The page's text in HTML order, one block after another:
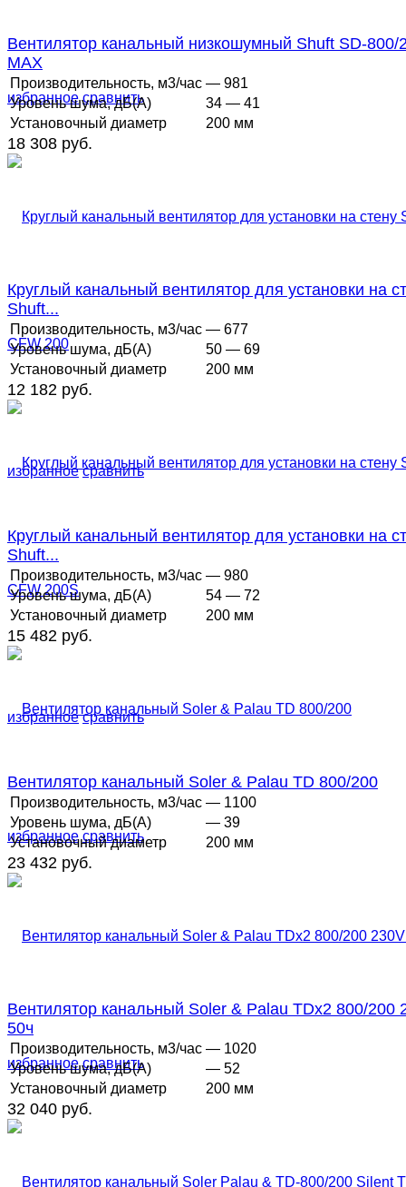
избранное сравнить
Вентилятор канальный низкошумный Shuft SD-800/
MAX
Производительность, м3/час — 981
Уровень шума, дБ(А)
34 — 41
Установочный диаметр
200 мм
18 308 руб.
избранное сравнить
Круглый канальный вентилятор для установки на
Shuft...
Производительность, м3/час — 677
Уровень шума, дБ(А)
50 — 69
Установочный диаметр
200 мм
12 182 руб.
избранное сравнить
Круглый канальный вентилятор для установки на
Shuft...
Производительность, м3/час — 980
Уровень шума, дБ(А)
54 — 72
Установочный диаметр
200 мм
15 482 руб.
избранное сравнить
Вентилятор канальный Soler & Palau TD 800/200
Производительность, м3/час — 1100
Уровень шума, дБ(А)
— 39
Установочный диаметр
200 мм
23 432 руб.
избранное сравнить
Вентилятор канальный Soler & Palau TDx2 800/200
50ч
Производительность, м3/час — 1020
Уровень шума, дБ(А)
— 52
Установочный диаметр
200 мм
32 040 руб.